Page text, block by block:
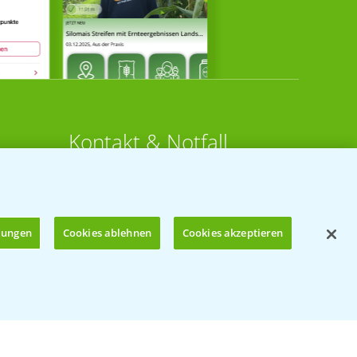
Kontakt & Notfall
KONTAKT
T.+49 (0)214/30-20220
Cookies ablehnen Cookies akzeptieren